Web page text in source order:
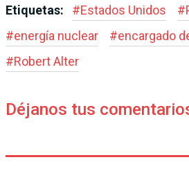
Etiquetas: #Estados Unidos #
#energía nuclear #encargado
#Robert Alter
Déjanos tus